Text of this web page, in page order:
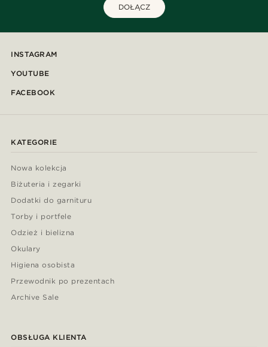
DOŁĄCZ
INSTAGRAM
YOUTUBE
FACEBOOK
KATEGORIE
Nowa kolekcja
Biżuteria i zegarki
Dodatki do garnituru
Torby i portfele
Odzież i bielizna
Okulary
Higiena osobista
Przewodnik po prezentach
Archive Sale
OBSŁUGA KLIENTA